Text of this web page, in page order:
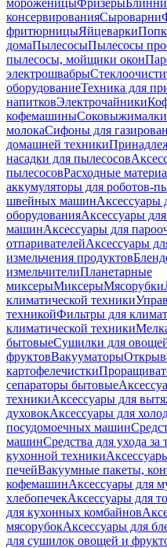
мороженицыФризеры
консервированияСыроварни
фритюрницыЯйцеварки
домаПылесосыПылесосы
пылесосы, мойщики окон
электрошвабры
оборудованиеТехника для
напитковЭлектрочайники
кофемашиныСоковыжималки
молокаСифоны для
домашней техники
насадки для пылесосов
пылесосовРасходные
аккумуляторы для роботов-
швейных машинАксессуары
оборудованияАксессуары
машинАксессуары для
отпаривателейАксессуары
измельчения продуктов
измельчителиПланетарные
миксерыМиксерыМясорубки
климатической техники
техникойФильтры для
климатической техники
бытовыеСушилки для
фруктовВакууматоры
картофелечистки
сепараторы бытовые
техникиАксессуары для
духовокАксессуары для
посудомоечных машин
машинСредства для ухода за
кухонной техники
печейВакуумные пакеты,
кофемашинАксессуары для
хлебопечекАксессуары для
для кухонных комбайнов
мясорубокАксессуары для
для сушилок овощей и